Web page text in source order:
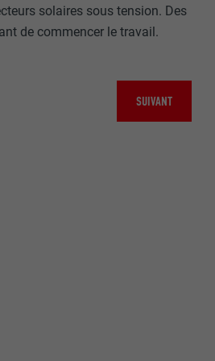
solaires sous tension. Des
de commencer le travail.
SUIVANT